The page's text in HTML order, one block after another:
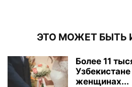
ЭТО МОЖЕТ БЫТЬ
Более 11
женщинах...